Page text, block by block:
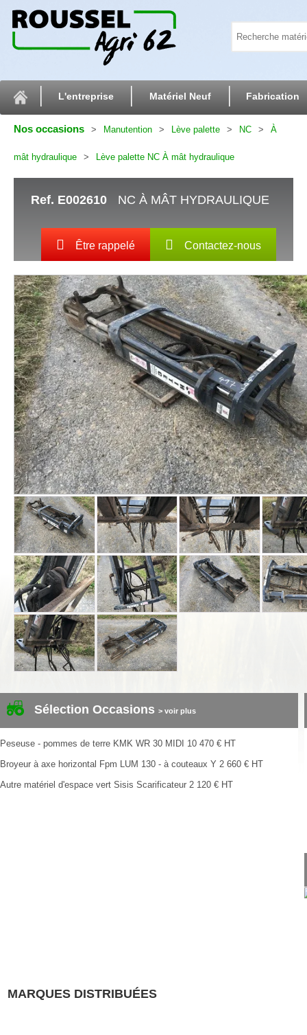
L'entreprise Matériel Neuf Fabrication
Nos occasions Manutention Lève palette NC À
mât hydraulique Lève palette NC À mât hydraulique
NC À MÂT HYDRAULIQUE
Ref. E002610
Être rappelé Contactez-nous
Sélection Occasions > voir plus
Peseuse - pommes de terre KMK WR 30 MIDI 10 470 € HT
Broyeur à axe horizontal Fpm LUM 130 - à couteaux Y 2 660 € HT
Autre matériel d'espace vert Sisis Scarificateur 2 120 € HT
MARQUES DISTRIBUÉES